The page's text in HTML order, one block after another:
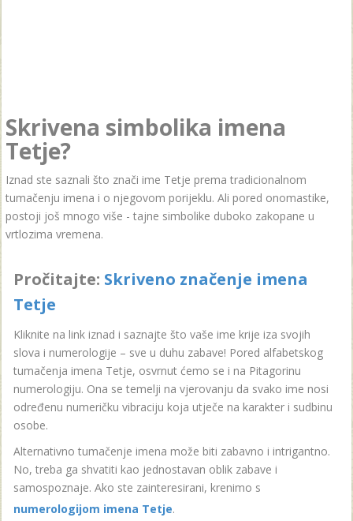
Skrivena simbolika imena
Tetje?
Iznad ste saznali što znači ime Tetje prema tradicionalnom
tumačenju imena i o njegovom porijeklu. Ali pored onomastike,
postoji još mnogo više - tajne simbolike duboko zakopane u
vrtlozima vremena.
Pročitajte: Skriveno značenje imena
Tetje
Kliknite na link iznad i saznajte što vaše ime krije iza svojih
slova i numerologije – sve u duhu zabave! Pored alfabetskog
tumačenja imena Tetje, osvrnut ćemo se i na Pitagorinu
numerologiju. Ona se temelji na vjerovanju da svako ime nosi
određenu numeričku vibraciju koja utječe na karakter i sudbinu
osobe.
Alternativno tumačenje imena može biti zabavno i intrigantno.
No, treba ga shvatiti kao jednostavan oblik zabave i
samospoznaje. Ako ste zainteresirani, krenimo s
numerologijom imena Tetje.